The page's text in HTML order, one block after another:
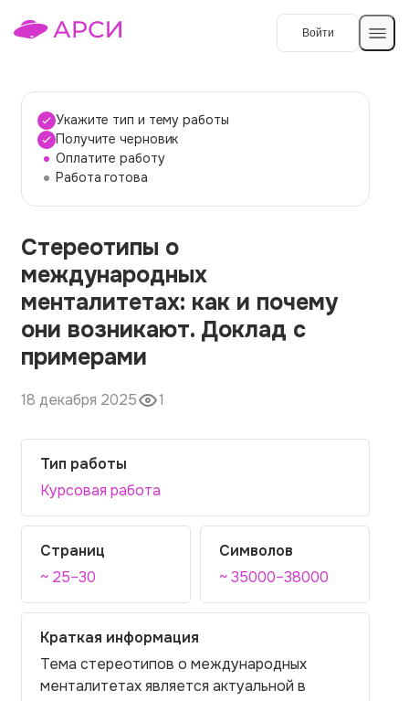
Войти
Темы работ
О сервисе
О компании
Наши гарантии
Порядок оплаты
Вопросы и ответы
Отзывы
Контакты
Укажите тип и тему работы
Получите черновик
Оплатите работу
Работа готова
Стереотипы о
международных
менталитетах: как и почему
они возникают. Доклад с
примерами
18 декабря 2025 1
Тип работы
Курсовая работа
Страниц
~ 25–30
Символов
~ 35000–38000
Краткая информация
Тема стереотипов о международных
менталитетах является актуальной в